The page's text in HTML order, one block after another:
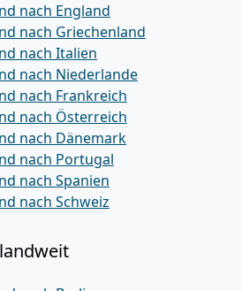
nach England
nach Griechenland
nach Italien
nach Niederlande
nach Frankreich
nach Österreich
nach Dänemark
nach Portugal
nach Spanien
nach Schweiz